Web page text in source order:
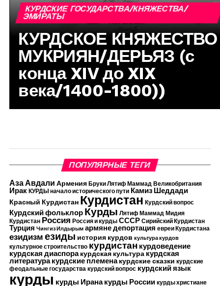
КУРДСКИЕ ГОСУДАРСТВА/КНЯЖЕСТВА/
ЭМИРАТЫ
КУРДСКОЕ КНЯЖЕСТВО
МУКРИЯН/ДЕРЬЯЗ (с
конца XIV до XIX
века/1400-1800))
ПОПУЛЯРНЫЕ ТЕГИ
Аза Авдали Армения Бруки Лятиф Маммад Великобритания
Ирак КУРДЫ начало исторического пути Камиз Шеддади
Красный Курдистан Курдистан Курдский вопрос
Курдский фольклор Курды Лятиф Маммад Мидия
Курдистан Россия Россия и курды СССР Сирийский Курдистан
Турция Чингиз Илдырым армянедепортация евреи Курдистана
езидизмезиды история курдов культура курдов
культурное строительство курдистан курдоведение
курдская диаспора курдская культура курдская
литература курдские племена курдские сказки курдские
феодальные государства курдский вопрос курдский язык
курды курды Ирана курды России курды христиане